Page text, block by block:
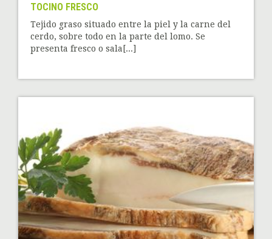
TOCINO FRESCO
Tejido graso situado entre la piel y la carne del
cerdo, sobre todo en la parte del lomo. Se
presenta fresco o sala[...]